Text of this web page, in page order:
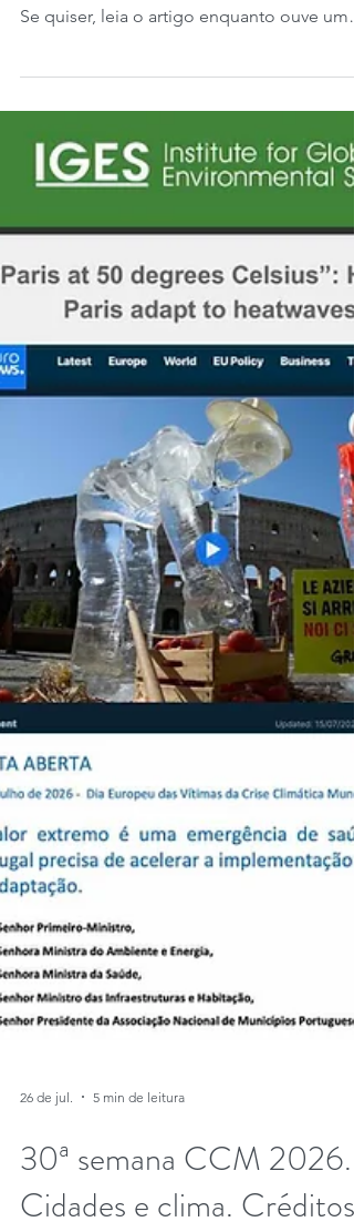
Segunda-feira, 03 de agosto de 2026. 31ª
de carbono avançam com a inclusão da
energia renovável no Artigo 6.4, ampliando
o mercado da ONU e fortalecendo metas
primeira vez reduções verificadas sob o
Landscapes do Banco Mundial, totalizando
14,9 milhões de tCO₂e e
26 de jul. 5 min de leitura